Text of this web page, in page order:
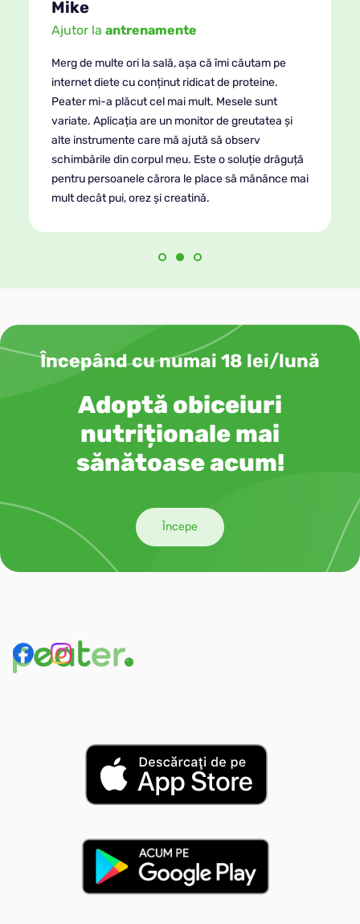
că îmi căutam pe
de proteine.
Mesele sunt
de greutatea și
să observ
o soluție drăguță
să mănânce mai
10 kg în 3 luni!
Merg pe bicicletă, la inot și joc
de aplicațiile de diete care îmi
1600 de calorii. Peater îmi
așa fel încât să fie potrivite cu
fizice. Pot să verific zilnic câți
corpului meu și pot să schimb
dietetice. Super!
Începând cu numai 18 lei/lună
Adoptă obiceiuri
nutriționale mai
sănătoase acum!
Începe